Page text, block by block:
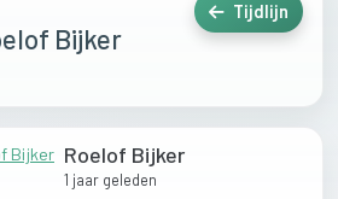
Bijker
Tijdlijn
Roelof Bijker
1 jaar geleden